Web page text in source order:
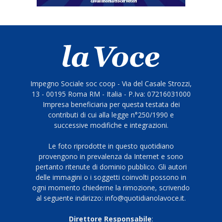
Impegno Sociale soc coop - Via del Casale Strozzi,
13 - 00195 Roma RM - Italia - P.Iva: 07216031000
Impresa beneficiaria per questa testata dei
contributi di cui alla legge n°250/1990 e
successive modifiche e integrazioni.
Le foto riprodotte in questo quotidiano
provengono in prevalenza da Internet e sono
pertanto ritenute di dominio pubblico. Gli autori
delle immagini o i soggetti coinvolti possono in
ogni momento chiederne la rimozione, scrivendo
al seguente indirizzo: info@quotidianolavoce.it.
Direttore Responsabile: